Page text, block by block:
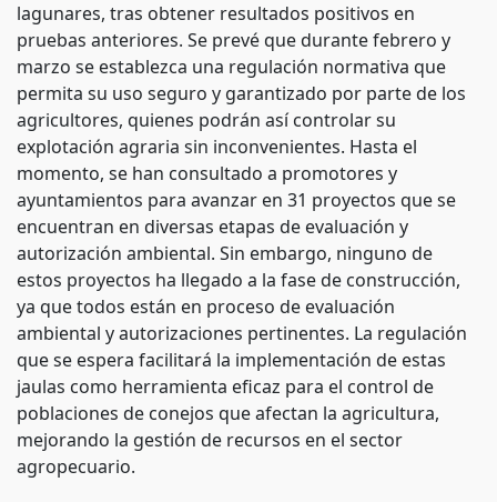
lagunares, tras obtener resultados positivos en
pruebas anteriores. Se prevé que durante febrero y
marzo se establezca una regulación normativa que
permita su uso seguro y garantizado por parte de los
agricultores, quienes podrán así controlar su
explotación agraria sin inconvenientes. Hasta el
momento, se han consultado a promotores y
ayuntamientos para avanzar en 31 proyectos que se
encuentran en diversas etapas de evaluación y
autorización ambiental. Sin embargo, ninguno de
estos proyectos ha llegado a la fase de construcción,
ya que todos están en proceso de evaluación
ambiental y autorizaciones pertinentes. La regulación
que se espera facilitará la implementación de estas
jaulas como herramienta eficaz para el control de
poblaciones de conejos que afectan la agricultura,
mejorando la gestión de recursos en el sector
agropecuario.